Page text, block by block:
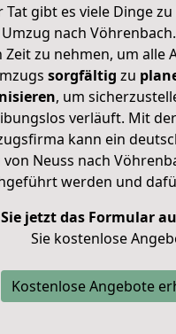
Tat gibt es viele Dinge
nach
Zeit zu nehmen, um alle
sorgfältig zu
, um
verläuft. Mit
kann ein
von Neuss nach
werden und
jetzt das Formular
Sie kostenlose
Kostenlose Angebote